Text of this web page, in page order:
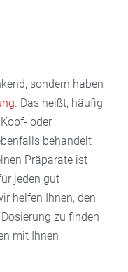
sondern haben
. Das heißt, häufig
oder
behandelt
Präparate ist
jeden gut
helfen Ihnen, den
zu finden
mit Ihnen